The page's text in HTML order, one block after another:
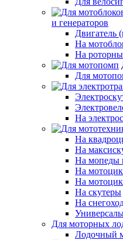
и генераторов
Двигатель
На
На
Для
На
На
На
На мопеды
На
На
На скутеры
На
Для моторных
Лодочный